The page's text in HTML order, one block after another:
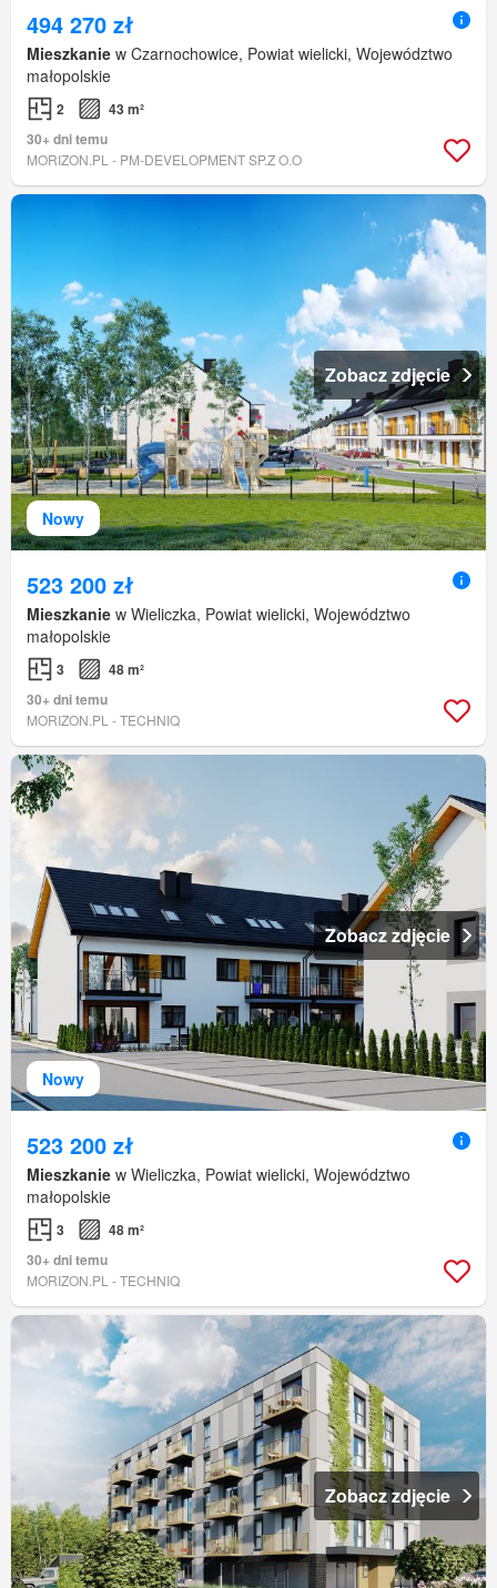
494 270 zł
Mieszkanie w Czarnochowice, Powiat wielicki, Województwo
małopolskie
2
43 m²
30+ dni temu
MORIZON.PL - PM-DEVELOPMENT SP.Z O.O
Nowy
Zobacz zdjęcie
523 200 zł
Mieszkanie w Wieliczka, Powiat wielicki, Województwo
małopolskie
3
48 m²
30+ dni temu
MORIZON.PL - TECHNIQ
Nowy
Zobacz zdjęcie
523 200 zł
Mieszkanie w Wieliczka, Powiat wielicki, Województwo
małopolskie
3
48 m²
30+ dni temu
MORIZON.PL - TECHNIQ
Zobacz zdjęcie